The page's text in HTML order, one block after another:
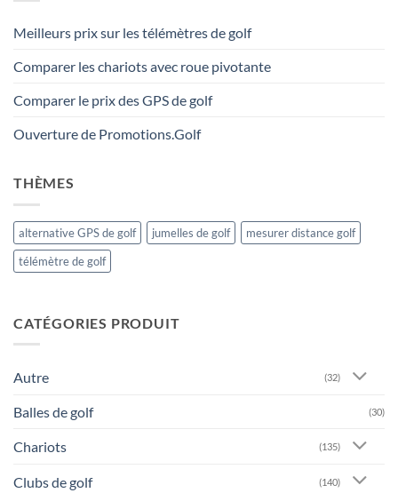
Meilleurs prix sur les télémètres de golf
Comparer les chariots avec roue pivotante
Comparer le prix des GPS de golf
Ouverture de Promotions.Golf
THÈMES
alternative GPS de golf jumelles de golf
mesurer distance golf
télémètre de golf
CATÉGORIES PRODUIT
Autre (32)
Balles de golf (30)
Chariots (135)
Clubs de golf (140)